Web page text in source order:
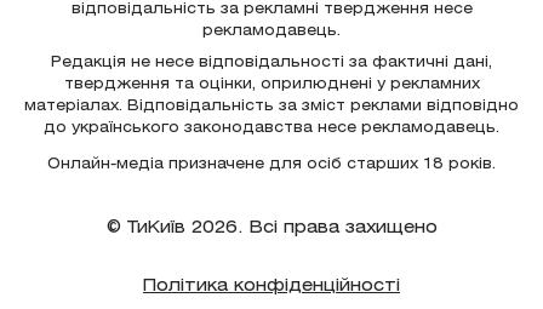
відповідальність за рекламні твердження несе
рекламодавець.
Редакція не несе відповідальності за фактичні дані,
твердження та оцінки, оприлюднені у рекламних
матеріалах. Відповідальність за зміст реклами відповідно
до українського законодавства несе рекламодавець.
Онлайн-медіа призначене для осіб старших 18 років.
© ТиКиїв 2026. Всі права захищено
Політика конфіденційності